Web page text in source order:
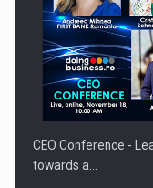
CEO Conference -
towards a…